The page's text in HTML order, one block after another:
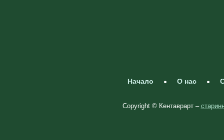
Начало О нас
Copyright © Кентаврарт –